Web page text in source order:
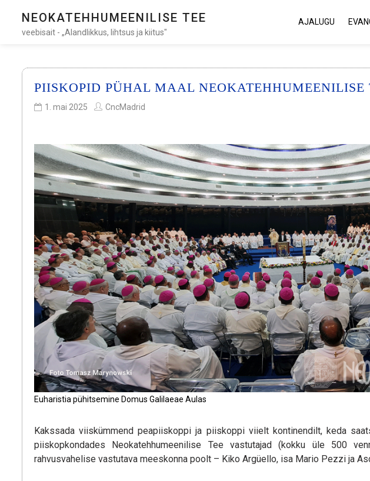
NEOKATEHHUMEENILISE TEE
veebisait - „Alandlikkus, lihtsus ja kiitus"
AJALUGU
PIISKOPID PÜHAL MAAL NEOKATEHHUMEENILISE
1. mai 2025 CncMadrid
Euharistia pühitsemine Domus Galilaeae Aulas
Kakssada viiskümmend peapiiskoppi ja piiskoppi viielt kontinendilt, keda
piiskopkondades Neokatehhumeenilise Tee vastutajad (kokku üle 500
rahvusvahelise vastutava meeskonna poolt – Kiko Argüello, isa Mario Pezzi ja